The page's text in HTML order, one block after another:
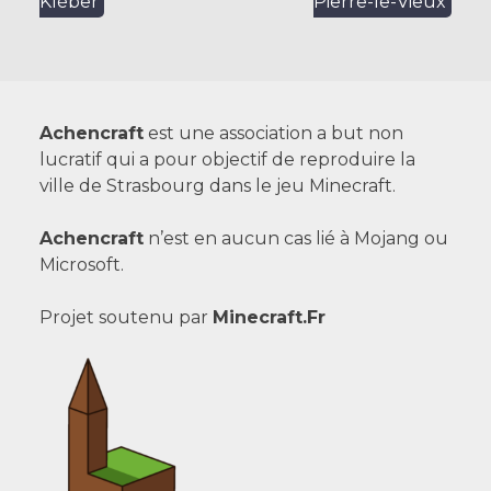
de
Achencraft est une association a but non
lucratif qui a pour objectif de reproduire la
ville de Strasbourg dans le jeu Minecraft.
Achencraft n’est en aucun cas lié à Mojang ou
Microsoft.
Projet soutenu par Minecraft.Fr